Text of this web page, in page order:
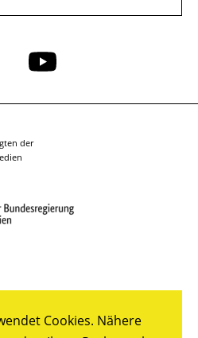
Cookies. Nähere
Folge
auf
der